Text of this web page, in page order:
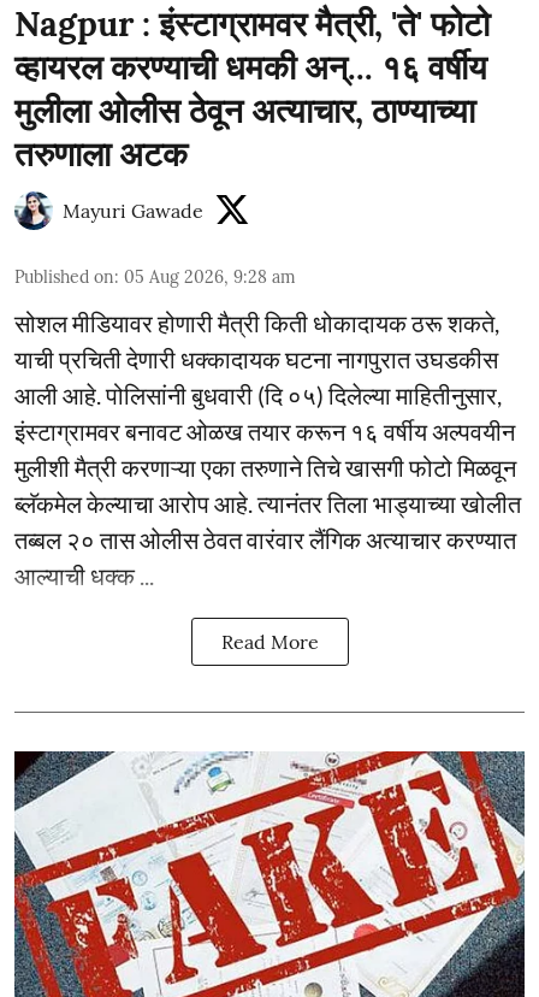
Nagpur : इंस्टाग्रामवर मैत्री, 'ते' फोटो
व्हायरल करण्याची धमकी अन्... १६ वर्षीय
मुलीला ओलीस ठेवून अत्याचार, ठाण्याच्या
तरुणाला अटक
Mayuri Gawade
Published on: 05 Aug 2026, 9:28 am
सोशल मीडियावर होणारी मैत्री किती धोकादायक ठरू शकते,
याची प्रचिती देणारी धक्कादायक घटना नागपुरात उघडकीस
आली आहे. पोलिसांनी बुधवारी (दि ०५) दिलेल्या माहितीनुसार,
इंस्टाग्रामवर बनावट ओळख तयार करून १६ वर्षीय अल्पवयीन
मुलीशी मैत्री करणाऱ्या एका तरुणाने तिचे खासगी फोटो मिळवून
ब्लॅकमेल केल्याचा आरोप आहे. त्यानंतर तिला भाड्याच्या खोलीत
तब्बल २० तास ओलीस ठेवत वारंवार लैंगिक अत्याचार करण्यात
आल्याची धक्क ...
Read More